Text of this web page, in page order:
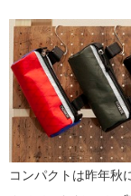
コンパクトは昨年秋